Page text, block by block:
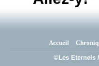
Accueil
©Les Eternels